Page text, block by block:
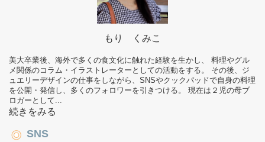
もり くみこ
美大卒業後、海外で多くの食文化に触れた経験を生かし、 料理やグル
メ関係のコラム・イラストレーターとしての活動をする。 その後、ジ
ュエリーデザインの仕事をしながら、SNSやクックパッドで自身の料理
を公開・発信し、多くのフォロワーを引きつける。 現在は２児の母ブ
ロガーとして...
続きをみる
SNS